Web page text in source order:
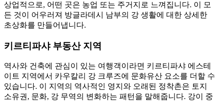
상업적으로, 어떤 곳은 농업 또는 주거지로 느껴집니다. 이 모
든 것이 어우러져 방글라데시 남부의 강 생활에 대한 상세한
초상화를 만들어냅니다.
키르티파샤 부동산 지역
역사와 건축에 관심이 있는 여행객이라면 키르티파샤 에스테
이트 지역에서 카우칼리 강 크루즈에 문화유산 요소를 더할 수
있습니다. 이 지역의 역사적인 영지와 오래된 정착촌은 토지
소유권, 문화, 강 무역의 변화하는 패턴을 말해줍니다. 강이 중